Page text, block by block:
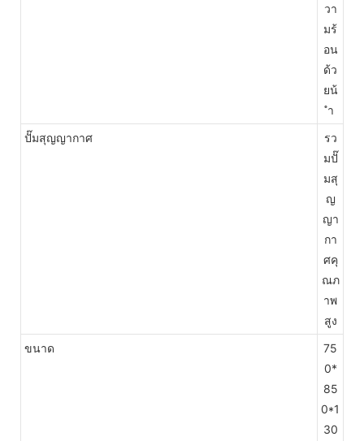
วา
มร้
อน
ด้ว
ยน้
ำ
ปั๊มสุญญากาศ
รว
มปั๊
มสุ
ญ
ญา
กา
ศคุ
ณภ
าพ
สูง
ขนาด
75
0*
85
0*1
30